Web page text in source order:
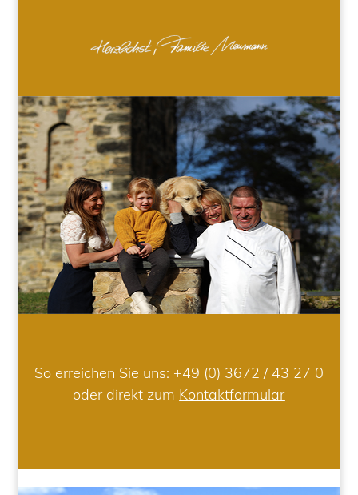
So erreichen Sie uns: +49 (0) 3672 / 43 27 0
oder direkt zum Kontaktformular